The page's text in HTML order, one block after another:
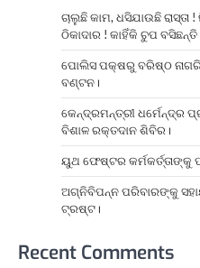
ଚାଲୁଛି କାମ, ଧସିଯାଉଛି
ଠିକାଦାର ! କାହିଁକି ଚୁପ ବସିଛନ୍ତି
ପୋଲିସ ପକ୍ଷରୁ ବରିଷ୍ଠ
ବଣ୍ଟନ।
କେନ୍ଦ୍ରମନ୍ତ୍ରୀ ଧର୍ମେନ୍ଦ୍ର
ବିଶାଳ ରକ୍ତଦାନ ଶିବିର।
ୟୁଥ ଫେଷ୍ଟର କର୍ମକର୍ତ୍ତାଙ୍କୁ
ଅଗ୍ନିବିପନ୍ନ ପରିବାରଙ୍କୁ
ଟ୍ରଷ୍ଟ।
Recent Comments